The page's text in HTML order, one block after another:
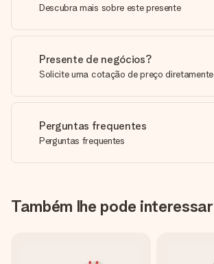
Descubra mais sobre este presente
Presente de negócios?
Solicite uma cotação de preço diretamente
Perguntas frequentes
Perguntas frequentes
Também lhe pode interessar